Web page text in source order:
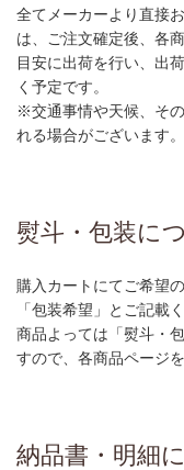
全てメーカーより直接
は、ご注文確定後、各
目安に出荷を行い、出
く予定です。
※交通事情や天候、そ
れる場合がございます。
熨斗・包装に
購入カートにてご希望
「包装希望」とご記載
商品よっては「熨斗・
すので、各商品ページ
納品書・明細